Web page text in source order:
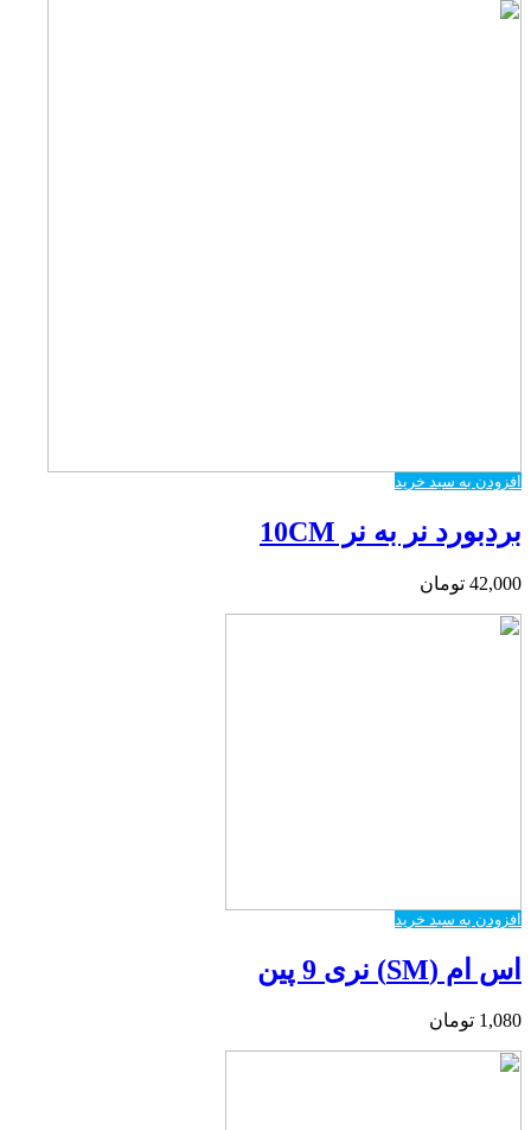
افزودن به سبد خرید
بردبورد نر به نر 10CM
42,000 تومان
افزودن به سبد خرید
اس ام (SM) نری 9 پین
1,080 تومان